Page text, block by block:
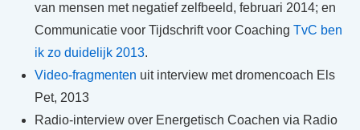
van mensen met negatief zelfbeeld, februari 2014; en
Communicatie voor Tijdschrift voor Coaching TvC ben
ik zo duidelijk 2013.
Video-fragmenten uit interview met dromencoach Els
Pet, 2013
Radio-interview over Energetisch Coachen via Radio